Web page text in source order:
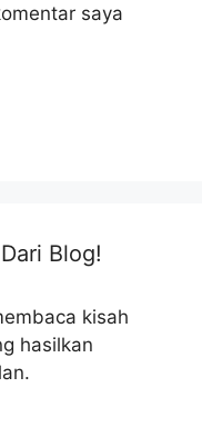
saya
Blog!
kisah
hasilkan